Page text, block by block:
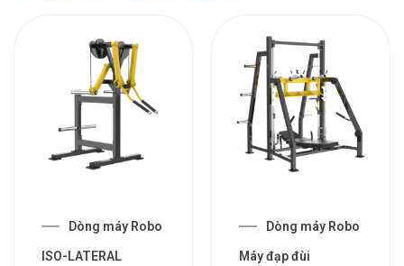
Dòng máy Robo
ISO-LATERAL
Dòng máy Robo
Máy đạp đùi